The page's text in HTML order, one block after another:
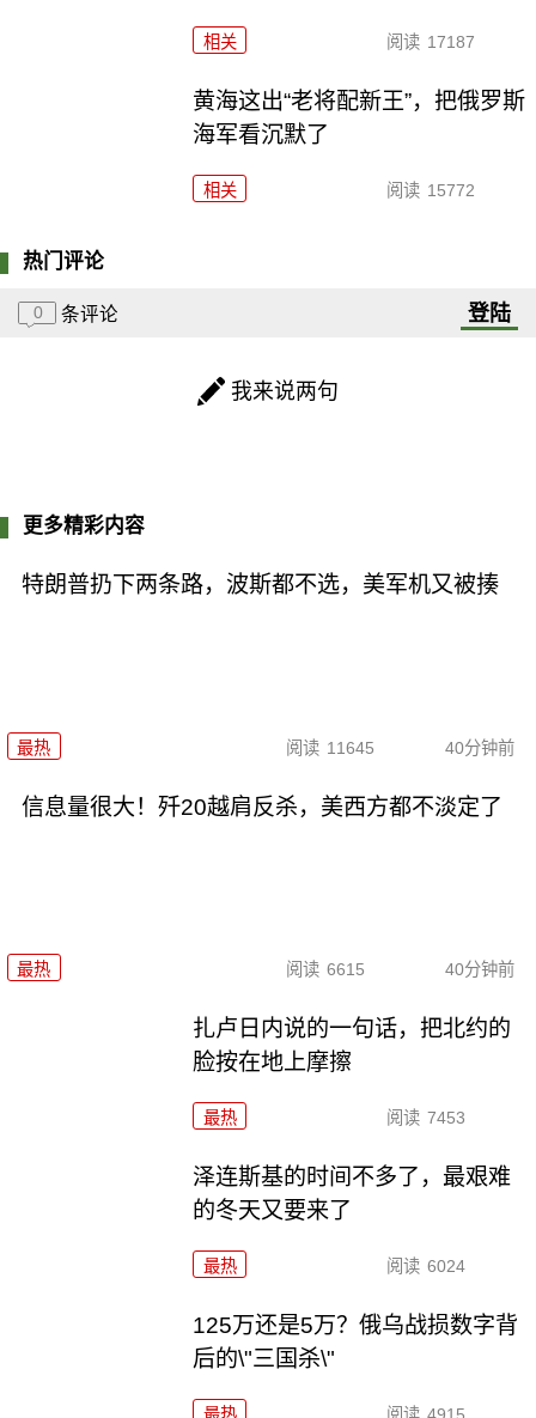
相关 阅读 17187
黄海这出“老将配新王”，把俄罗斯
海军看沉默了
相关 阅读 15772
热门评论
0 条评论 登陆
我来说两句
更多精彩内容
特朗普扔下两条路，波斯都不选，美军机又被揍
最热 阅读 11645 40分钟前
信息量很大！歼20越肩反杀，美西方都不淡定了
最热 阅读 6615 40分钟前
扎卢日内说的一句话，把北约的
脸按在地上摩擦
最热 阅读 7453
泽连斯基的时间不多了，最艰难
的冬天又要来了
最热 阅读 6024
125万还是5万？俄乌战损数字背
后的\"三国杀\"